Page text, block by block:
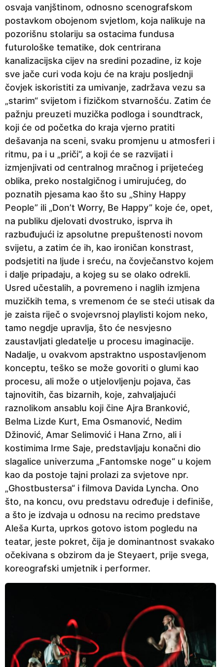
osvaja vanjštinom, odnosno scenografskom
postavkom obojenom svjetlom, koja nalikuje na
pozorišnu stolariju sa ostacima fundusa
futurološke tematike, dok centrirana
kanalizacijska cijev na sredini pozadine, iz koje
sve jače curi voda koju će na kraju posljednji
čovjek iskoristiti za umivanje, zadržava vezu sa
„starim“ svijetom i fizičkom stvarnošću. Zatim će
pažnju preuzeti muzička podloga i soundtrack,
koji će od početka do kraja vjerno pratiti
dešavanja na sceni, svaku promjenu u atmosferi i
ritmu, pa i u „priči“, a koji će se razvijati i
izmjenjivati od centralnog mračnog i prijetećeg
oblika, preko nostalgičnog i umirujućeg, do
poznatih pjesama kao što su „Shiny Happy
People” ili „Don’t Worry, Be Happy” koje će, opet,
na publiku djelovati dvostruko, isprva ih
razbuđujući iz apsolutne prepuštenosti novom
svijetu, a zatim će ih, kao ironičan konstrast,
podsjetiti na ljude i sreću, na čovječanstvo kojem
i dalje pripadaju, a kojeg su se olako odrekli.
Usred učestalih, a povremeno i naglih izmjena
muzičkih tema, s vremenom će se steći utisak da
je zaista riječ o svojevrsnoj playlisti kojom neko,
tamo negdje upravlja, što će nesvjesno
zaustavljati gledatelje u procesu imaginacije.
Nadalje, u ovakvom apstraktno uspostavljenom
konceptu, teško se može govoriti o glumi kao
procesu, ali može o utjelovljenju pojava, čas
tajnovitih, čas bizarnih, koje, zahvaljajući
raznolikom ansablu koji čine Ajra Branković,
Belma Lizde Kurt, Ema Osmanović, Nedim
Džinović, Amar Selimović i Hana Zrno, ali i
kostimima Irme Saje, predstavljaju konačni dio
slagalice univerzuma „Fantomske noge“ u kojem
kao da postoje tajni prolazi za svjetove npr.
„Ghostbustersa“ i filmova Davida Lyncha. Ono
što, na koncu, ovu predstavu određuje i definiše,
a što je izdvaja u odnosu na recimo predstave
Aleša Kurta, uprkos gotovo istom pogledu na
teatar, jeste pokret, čija je dominantnost svakako
očekivana s obzirom da je Steyaert, prije svega,
koreografski umjetnik i performer.